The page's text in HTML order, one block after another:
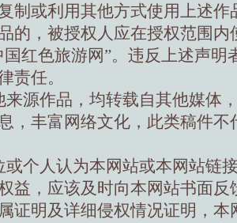
制或利用其他方式使用上述作
的，被授权人应在授权范围内
国红色旅游网”。违反上述声明
责任。
来源作品，均转载自其他媒体
，丰富网络文化，此类稿件不
或个人认为本网站或本网站链
益，应该及时向本网站书面反
证明及详细侵权情况证明，本